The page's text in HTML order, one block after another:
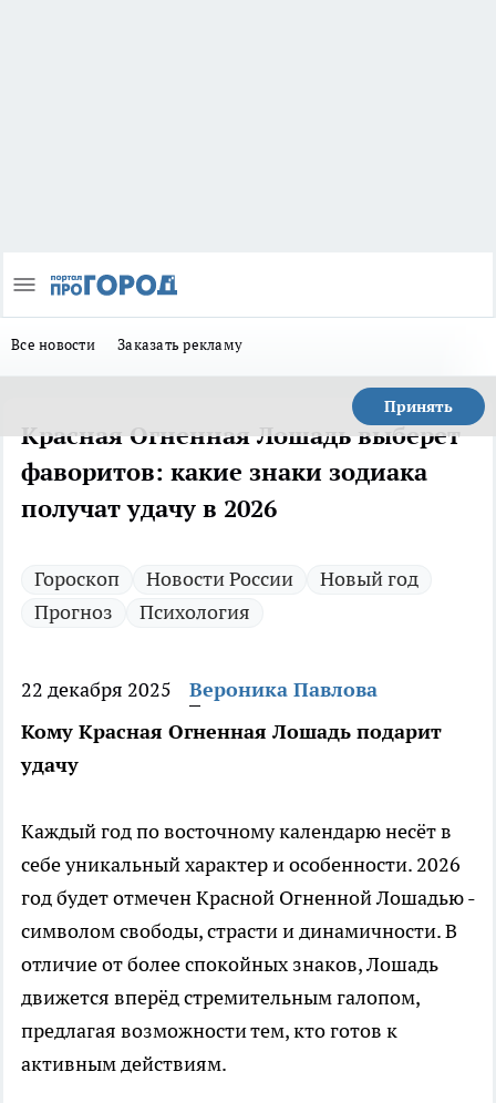
Все новости Заказать рекламу
Принять
Красная Огненная Лошадь выберет
фаворитов: какие знаки зодиака
получат удачу в 2026
Гороскоп Новости России
Новый год
Прогноз
Психология
22 декабря 2025
Вероника Павлова
Кому Красная Огненная Лошадь подарит
удачу
Каждый год по восточному календарю несёт в
себе уникальный характер и особенности. 2026
год будет отмечен Красной Огненной Лошадью -
символом свободы, страсти и динамичности. В
отличие от более спокойных знаков, Лошадь
движется вперёд стремительным галопом,
предлагая возможности тем, кто готов к
активным действиям.